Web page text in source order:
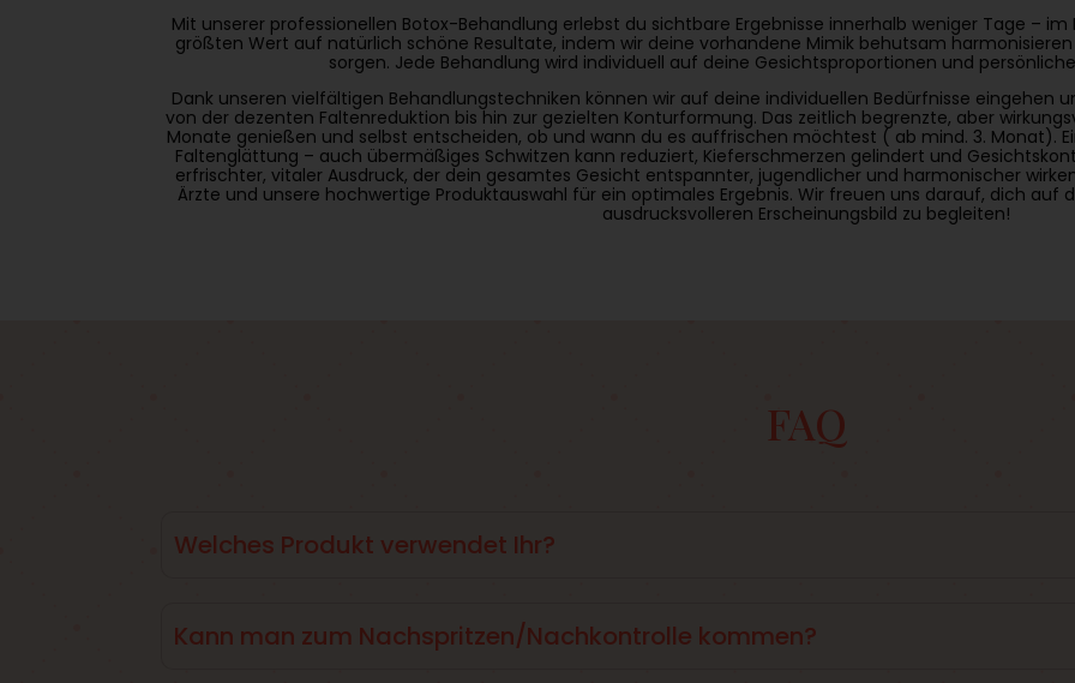
Mit unserer professionellen Botox-Behandlung erlebst du sichtbare Ergebnisse innerhalb weniger Tage –
größten Wert auf natürlich schöne Resultate, indem wir deine vorhandene Mimik behutsam
sorgen. Jede Behandlung wird individuell auf deine Gesichtsproportionen und
Dank unseren vielfältigen Behandlungstechniken können wir auf deine individuellen Bedürfnisse eingehen
von der dezenten Faltenreduktion bis hin zur gezielten Konturformung. Das zeitlich begrenzte, aber
Monate genießen und selbst entscheiden, ob und wann du es auffrischen möchtest ( ab mind. 3. Monat).
Faltenglättung – auch übermäßiges Schwitzen kann reduziert, Kieferschmerzen gelindert und
erfrischter, vitaler Ausdruck, der dein gesamtes Gesicht entspannter, jugendlicher und harmonischer
Ärzte und unsere hochwertige Produktauswahl für ein optimales Ergebnis. Wir freuen uns darauf, dich
ausdrucksvolleren Erscheinungsbild zu begleiten!
FAQ
Welches Produkt verwendet Ihr?
Kann man zum Nachspritzen/Nachkontrolle kommen?